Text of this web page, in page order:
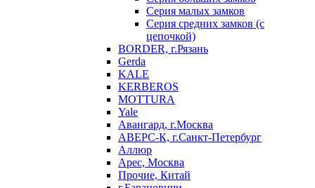
Серия малых замков
Серия средних замков (с
цепочкой)
BORDER, г.Рязань
Gerda
KALE
KERBEROS
MOTTURA
Yale
Авангард, г.Москва
АВЕРС-К, г.Санкт-Петербург
Аллюр
Арес, Москва
Прочие, Китай